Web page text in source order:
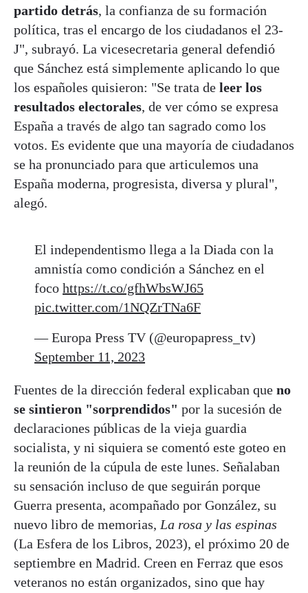
partido detrás, la confianza de su formación
política, tras el encargo de los ciudadanos el 23-
J", subrayó. La vicesecretaria general defendió
que Sánchez está simplemente aplicando lo que
los españoles quisieron: "Se trata de leer los
resultados electorales, de ver cómo se expresa
España a través de algo tan sagrado como los
votos. Es evidente que una mayoría de ciudadanos
se ha pronunciado para que articulemos una
España moderna, progresista, diversa y plural",
alegó.
El independentismo llega a la Diada con la
amnistía como condición a Sánchez en el
foco https://t.co/gfhWbsWJ65
pic.twitter.com/1NQZrTNa6F
— Europa Press TV (@europapress_tv)
September 11, 2023
Fuentes de la dirección federal explicaban que no
se sintieron "sorprendidos" por la sucesión de
declaraciones públicas de la vieja guardia
socialista, y ni siquiera se comentó este goteo en
la reunión de la cúpula de este lunes. Señalaban
su sensación incluso de que seguirán porque
Guerra presenta, acompañado por González, su
nuevo libro de memorias, La rosa y las espinas
(La Esfera de los Libros, 2023), el próximo 20 de
septiembre en Madrid. Creen en Ferraz que esos
veteranos no están organizados, sino que hay